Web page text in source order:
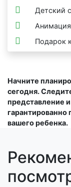
Детский
Подарок
Начните
сегодня.
представление
гарантированно
вашего ребенка.